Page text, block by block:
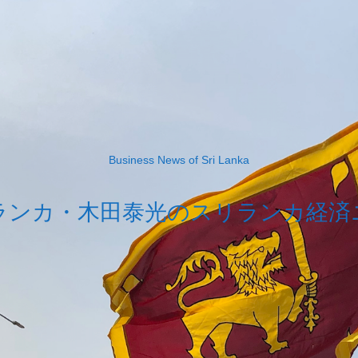
Business News of Sri Lanka
ンカ・木田泰光のスリランカ経済